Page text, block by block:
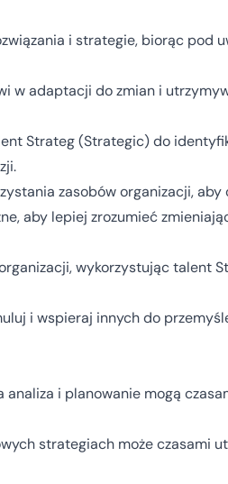
i strategie, biorąc pod
w adaptacji do zmian i
Strateg (Strategic) do
zasobów organizacji,
aby lepiej zrozumieć
wykorzystując talent
i wspieraj innych do
analiza i planowanie mogą
strategiach może czasami